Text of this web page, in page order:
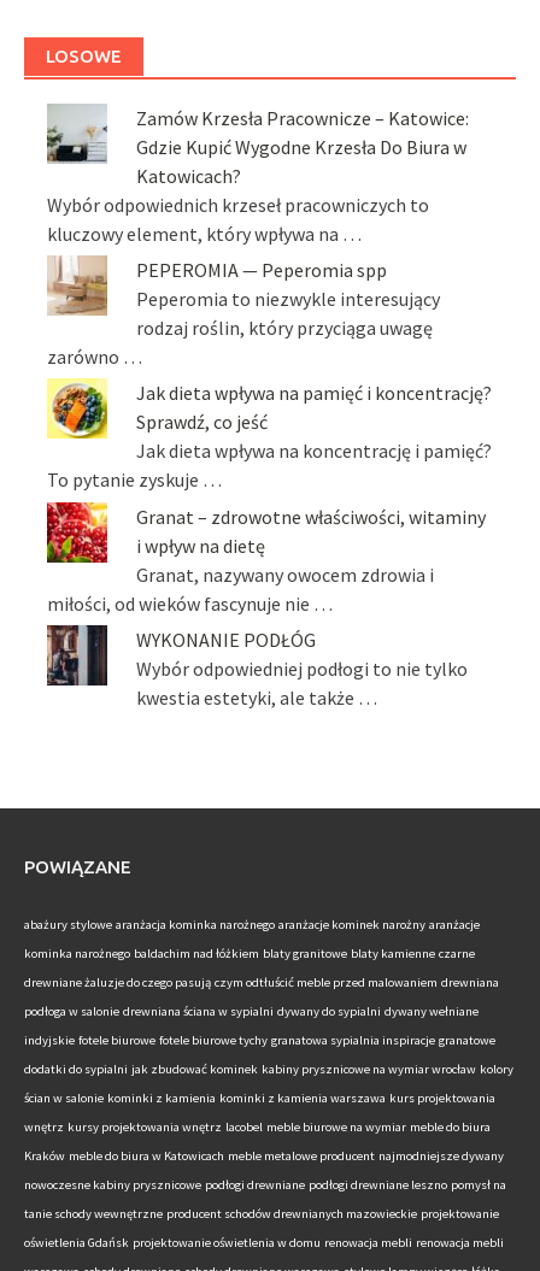
LOSOWE
Zamów Krzesła Pracownicze – Katowice:
Gdzie Kupić Wygodne Krzesła Do Biura w
Katowicach?
Wybór odpowiednich krzeseł pracowniczych to
kluczowy element, który wpływa na …
PEPEROMIA — Peperomia spp
Peperomia to niezwykle interesujący
rodzaj roślin, który przyciąga uwagę
zarówno …
Jak dieta wpływa na pamięć i koncentrację?
Sprawdź, co jeść
Jak dieta wpływa na koncentrację i pamięć?
To pytanie zyskuje …
Granat – zdrowotne właściwości, witaminy
i wpływ na dietę
Granat, nazywany owocem zdrowia i
miłości, od wieków fascynuje nie …
WYKONANIE PODŁÓG
Wybór odpowiedniej podłogi to nie tylko
kwestia estetyki, ale także …
POWIĄZANE
abażury stylowe aranżacja kominka narożnego aranżacje kominek narożny aranżacje
kominka narożnego baldachim nad łóżkiem blaty granitowe blaty kamienne czarne
drewniane żaluzje do czego pasują czym odtłuścić meble przed malowaniem drewniana
podłoga w salonie drewniana ściana w sypialni dywany do sypialni dywany wełniane
indyjskie fotele biurowe fotele biurowe tychy granatowa sypialnia inspiracje granatowe
dodatki do sypialni jak zbudować kominek kabiny prysznicowe na wymiar wrocław kolory
ścian w salonie kominki z kamienia kominki z kamienia warszawa kurs projektowania
wnętrz kursy projektowania wnętrz lacobel meble biurowe na wymiar meble do biura
Kraków meble do biura w Katowicach meble metalowe producent najmodniejsze dywany
nowoczesne kabiny prysznicowe podłogi drewniane podłogi drewniane leszno pomysł na
tanie schody wewnętrzne producent schodów drewnianych mazowieckie projektowanie
oświetlenia Gdańsk projektowanie oświetlenia w domu renowacja mebli renowacja mebli